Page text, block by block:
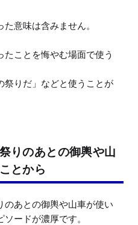
意味は含みません。
ことを悔やむ場面で使う
祭りだ」などと使うことが
りのあとの御輿や山
とから
のあとの御輿や山車が使い
ードが濃厚です。